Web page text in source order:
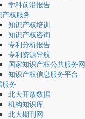
学科前沿报告
产权服务
知识产权培训
知识产权咨询
专利分析报告
专利资源导航
国家知识产权公共服务网
知识产权信息服务平台
服务
北大开放数据
机构知识库
北大期刊网